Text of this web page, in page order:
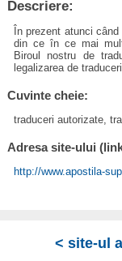
Descriere:
În prezent atunci
din ce în ce mai
Biroul nostru de
legalizarea de
Cuvinte cheie:
traduceri autorizate,
Adresa site-ului
http://www.apostila-
< site-ul